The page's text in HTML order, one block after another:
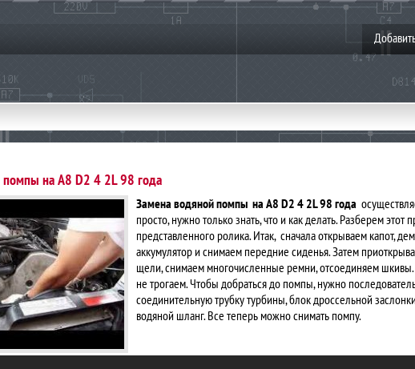
на A8 D2 4 2L 98 года
Замена водяной помпы на A8 D2 4 2L 98 года
просто, нужно только знать, что и как делать. Разберем этот
представленного ролика. Итак, сначала открываем капот,
аккумулятор и снимаем передние сиденья. Затем
щели, снимаем многочисленные ремни, отсоединяем шкивы.
не трогаем. Чтобы добраться до помпы, нужно
соединительную трубку турбины, блок дроссельной
водяной шланг. Все теперь можно снимать помпу.